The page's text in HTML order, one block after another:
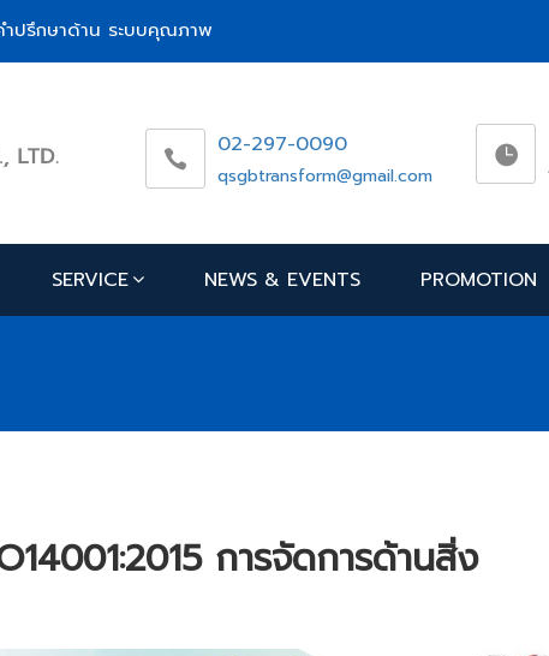
ปรึกษาด้าน ระบบคุณภาพ
02-297-0090
qsgbtransform@gmail.com
SERVICE NEWS & EVENTS PROMOTION
การจัดการด้านสิ่ง